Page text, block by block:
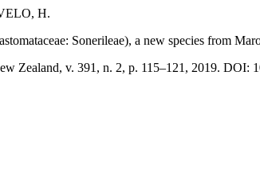
H.
Sonerileae), a new species from
Zealand, v. 391, n. 2, p. 115–121, 2019. DOI: